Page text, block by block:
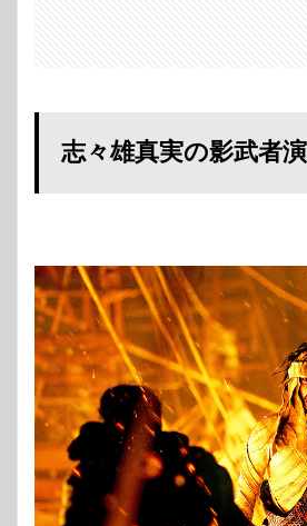
志々雄真実の影武者